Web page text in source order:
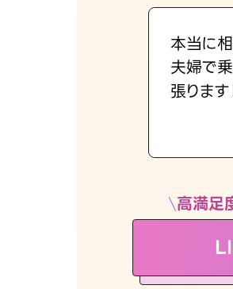
本当に
夫婦で
張ります
高満足